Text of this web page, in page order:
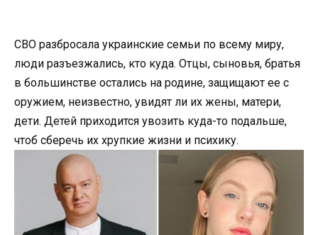
СВО разбросала украинские семьи по всему миру,
люди разъезжались, кто куда. Отцы, сыновья, братья
в большинстве остались на родине, защищают ее с
оружием, неизвестно, увидят ли их жены, матери,
дети. Детей приходится увозить куда-то подальше,
чтоб сберечь их хрупкие жизни и психику.